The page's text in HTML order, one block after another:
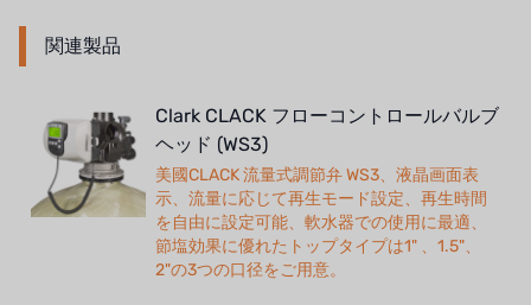
関連製品
Clark CLACK フローコントロールバルブ
ヘッド (WS3)
美國CLACK 流量式調節弁 WS3、液晶画面表
示、流量に応じて再生モード設定、再生時間
を自由に設定可能、軟水器での使用に最適、
節塩効果に優れたトップタイプは1" 、1.5"、
2"の3つの口径をご用意。